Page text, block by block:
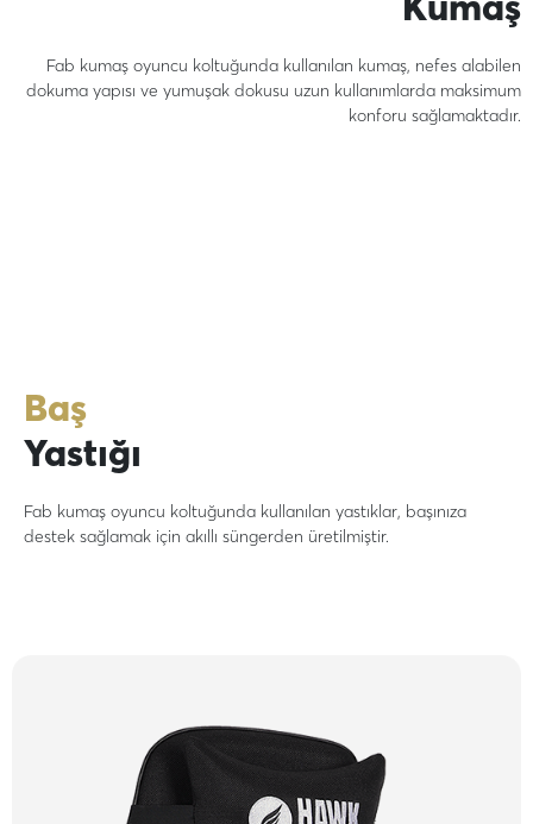
Fab kumaş oyuncu koltuğunda kullanılan kumaş, nefes alabilen
dokuma yapısı ve yumuşak dokusu uzun kullanımlarda maksimum
konforu sağlamaktadır.
Baş
Yastığı
Fab kumaş oyuncu koltuğunda kullanılan yastıklar, başınıza
destek sağlamak için akıllı süngerden üretilmiştir.